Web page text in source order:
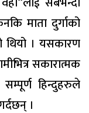
माता दुर्गाको
थियो । यसकारण
सकारात्मक
हिन्दुहरुले
।